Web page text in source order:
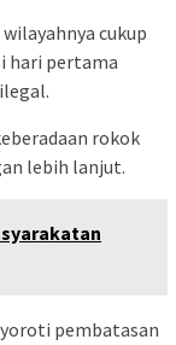
cukup
hari pertama
rokok
lebih lanjut.
pembatasan